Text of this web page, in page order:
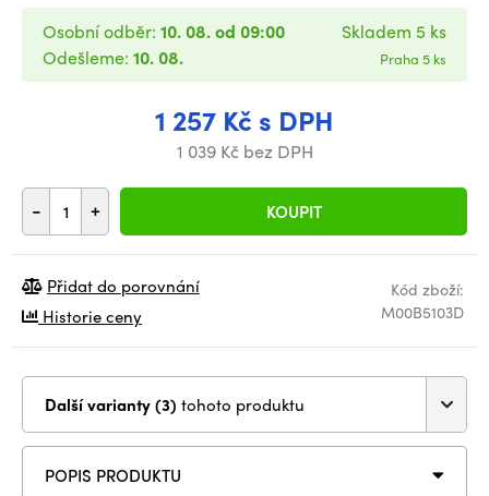
1 257 Kč s DPH
1 039 Kč bez DPH
- + KOUPIT
Osobní odběr: 10. 08. od 09:00
Odešleme: 10. 08.
Skladem 5 ks
Praha 5 ks
Kód zboží:
M00B5103D
Přidat do porovnání
Historie ceny
Další varianty (3) tohoto produktu
POPIS PRODUKTU